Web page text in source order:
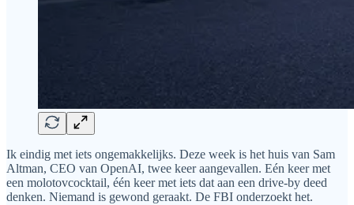
Ik eindig met iets ongemakkelijks. Deze week is het huis van Sam
Altman, CEO van OpenAI, twee keer aangevallen. Eén keer met
een molotovcocktail, één keer met iets dat aan een drive-by deed
denken. Niemand is gewond geraakt. De FBI onderzoekt het.